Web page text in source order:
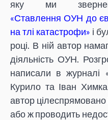
яку ми
«Ставлення ОУН до
на тлі катастрофи» і
році. В ній автор
діяльність ОУН.
написали в журналі
Курило та Іван
автор цілеспрямовано
або ж проводить